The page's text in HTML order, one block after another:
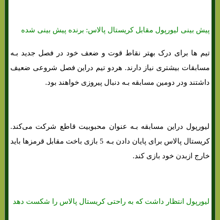
پیش بینی لیورپول مقابل کریستال پالاس: برنده پیش بینی شده
تیم ها برای درک بهتر نقاط قوت و ضعف خود در فصل جدید بـه
مسابقات بیشتری نیاز دارند. هردو تیم دراین فصل شروعی ضعیف
داشتند ودر دومین مسابقه بـه دنبال پیروزی خواهند بود.
لیورپول دراین مسابقه بـه عنوان محبوبیت قاطع شرکت می‌کند.
کریستال پالاس برای پایان دادن بـه 5 بازی باخت مقابل قرمزها باید
خارج ازبدن خود بازی کند.
لیورپول انتظار داشت که به راحتی کریستال پالاس را شکست دهد